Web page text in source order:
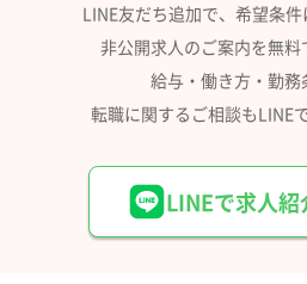
LINE友だち追加で、希望条
非公開求人のご案内を無料
給与・働き方・勤務
転職に関するご相談もLINE
LINEで求人紹